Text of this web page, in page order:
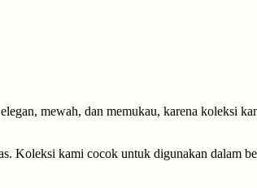
mewah, dan memukau, karena koleksi
Koleksi kami cocok untuk digunakan dalam